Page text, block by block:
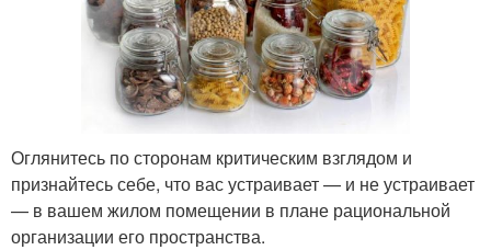
Оглянитесь по сторонам критическим взглядом и
признайтесь себе, что вас устраивает — и не устраивает
— в вашем жилом помещении в плане рациональной
организации его пространства.